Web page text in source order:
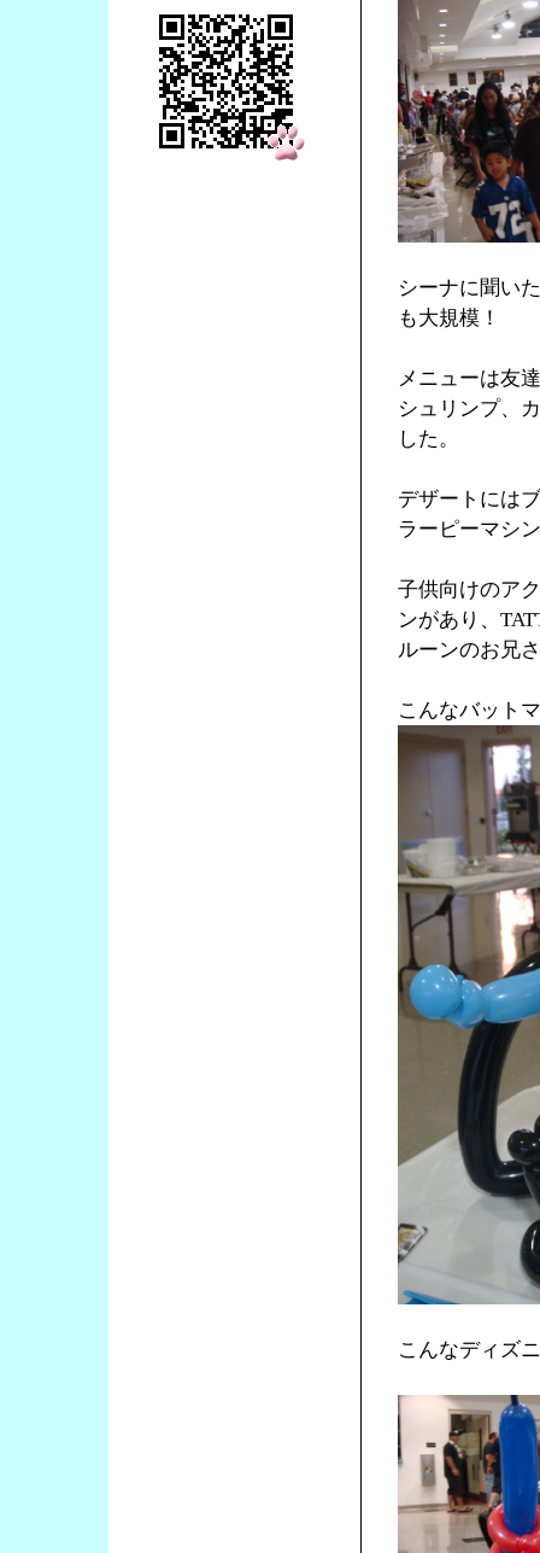
シーナに聞い
も大規模！
メニューは友
シュリンプ、
した。
デザートには
ラーピーマシ
子供向けのア
ンがあり、
ルーンのお兄
こんなバット
こんなディズ